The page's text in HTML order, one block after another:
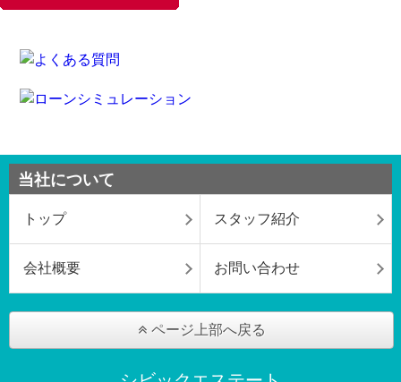
当社について
トップ スタッフ紹介
会社概要 お問い合わせ
ページ上部へ戻る